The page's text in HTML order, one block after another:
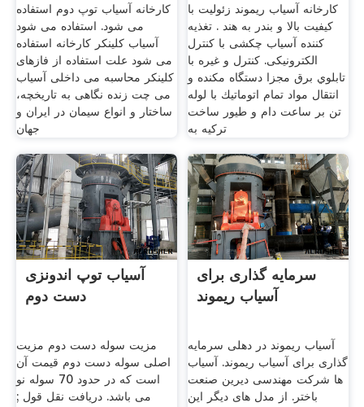
کارخانه آسیاب توپ دوم استفاده
می شود. استفاده می شود
آسیاب کلینکر کارخانه استفاده
می شود علت استفاده از فازهای
کلینکر محاسبه می داخلی آسیاب
می چت زنده نگاهی به تاریخچه،
ساختار و انواع سیمان در ایران و
جهان
کارخانه آسیاب ریموند زئولیت با
کیفیت بالا و بندر به هند . تغذیه
کننده آسیاب چکشی با کنترل
الکترونیکی. كنترل و غيره با
تابلوي برق مجزا دستگاه مكنده و
انتقال مواد تمام اتوماتيك با لوله
تن بر ساعت دام و طیور ساخت
ترکیه به
آسیاب توپ اندونزی
دست دوم
مزیت سوله دست دوم مزیت
اصلی سوله دست دوم قیمت آن
است که در حدود 70 سوله نو
می باشد. دریافت نقل قول ;
سرمایه گذاری برای
آسیاب ریموند
آسیاب ریموند در دهلی سرمایه
گذاری برای آسیاب ریموند. آسیاب
ها شرکت مهندسی دیرین صنعت
باختر. از مدل های دیگر این